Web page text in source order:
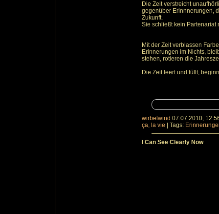
Die Zeit verstreicht
gegenüber Erinnnerungen,
Zukunft.
Sie schließt kein Partenariat
Mit der Zeit verblassen
Erinnerungen im Nichts,
stehen, rotieren die
Die Zeit leert und füllt,
wirbelwind 07.07.2010,
ça, la vie
Tags:
I Can See Clearly Now